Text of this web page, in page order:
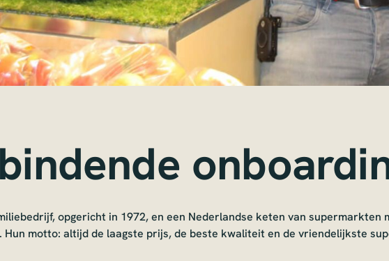
opgericht in 1972, en een Nederlandse keten van supermarkten
Hun motto: altijd de laagste prijs, de beste kwaliteit en de vriendelijkste